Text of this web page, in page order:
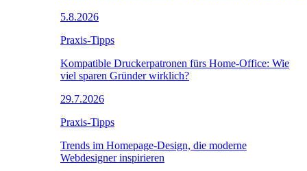
5.8.2026
Praxis-Tipps
Kompatible Druckerpatronen fürs Home-Office: Wie
viel sparen Gründer wirklich?
29.7.2026
Praxis-Tipps
Trends im Homepage-Design, die moderne
Webdesigner inspirieren